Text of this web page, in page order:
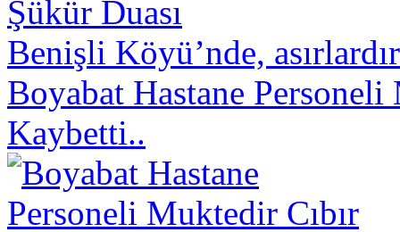
Benişli Köyü’nde,
Boyabat Hastane Personeli
Kaybetti..